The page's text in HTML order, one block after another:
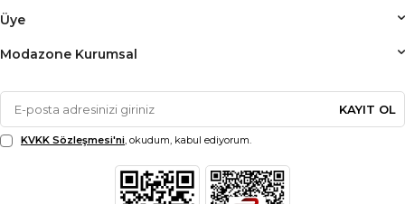
Üye
Modazone Kurumsal
KAYIT OL
KVKK Sözleşmesi'ni, okudum, kabul ediyorum.